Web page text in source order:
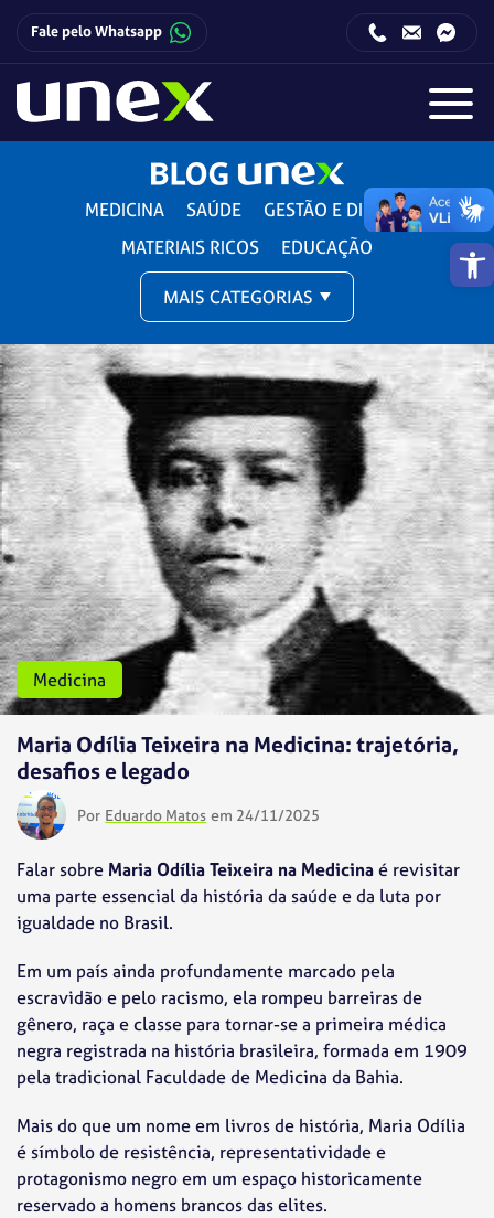
Barra
Fale pelo Whatsapp
MEDICINA SAÚDE
GESTÃO E DIREITO
MATERIAIS RICOS
EDUCAÇÃO
MAIS CATEGORIAS
Medicina
Maria Odília Teixeira na Medicina: trajetória,
desafios e legado
Por Eduardo Matos em 24/11/2025
Falar sobre Maria Odília Teixeira na Medicinaé revisitar
uma parte essencial da história da saúde e da luta por
igualdade no Brasil.
Em um país ainda profundamente marcado pela
escravidão e pelo racismo, ela rompeu barreiras de
gênero, raça e classe para tornar-se a primeira médica
negra registrada na história brasileira, formada em 1909
pela tradicional Faculdade de Medicina da Bahia.
Mais do que um nome em livros de história, Maria Odília
é símbolo de resistência, representatividade e
protagonismo negro em um espaço historicamente
reservado a homens brancos das elites.